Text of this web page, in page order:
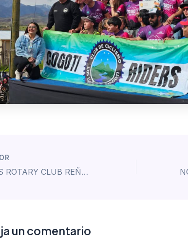
NOTICIAS ROTARY CLUB REÑACA
un comentario